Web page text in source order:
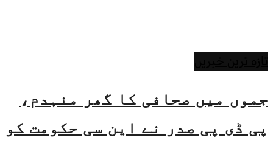
جموں میں صحافی کا گھر منہدم،
پی ڈی پی صدر نے این سی حکومت کو